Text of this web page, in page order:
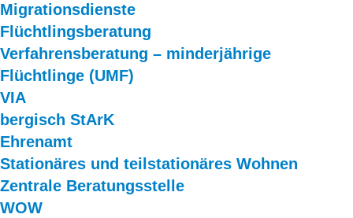
Migrationsdienste
Flüchtlingsberatung
Verfahrensberatung – minderjährige
Flüchtlinge (UMF)
VIA
bergisch StArK
Ehrenamt
Stationäres und teilstationäres Wohnen
Zentrale Beratungsstelle
WOW